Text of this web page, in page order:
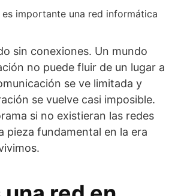
es importante una red informática
sin conexiones. Un mundo
no puede fluir de un lugar a
se ve limitada y
se vuelve casi imposible.
si no existieran las redes
pieza fundamental en la era